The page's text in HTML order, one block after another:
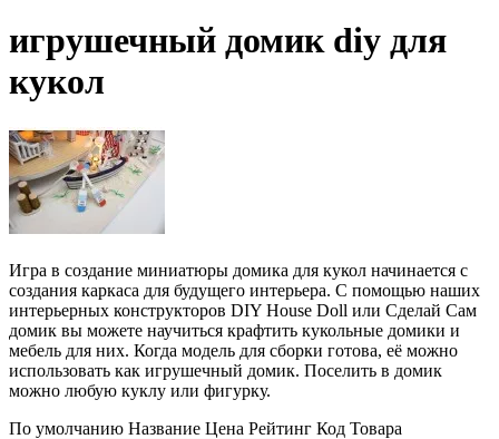
игрушечный домик diy для
кукол
Игра в создание миниатюры домика для кукол начинается с
создания каркаса для будущего интерьера. С помощью наших
интерьерных конструкторов DIY House Doll или Сделай Сам
домик вы можете научиться крафтить кукольные домики и
мебель для них. Когда модель для сборки готова, её можно
использовать как игрушечный домик. Поселить в домик
можно любую куклу или фигурку.
По умолчанию Название Цена Рейтинг Код Товара